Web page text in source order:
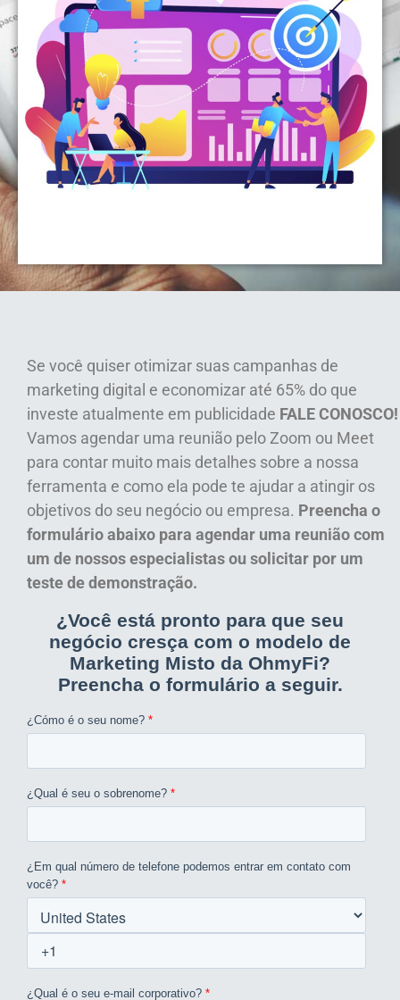
Se você quiser otimizar suas campanhas de
marketing digital e economizar até 65% do que
investe atualmente em publicidade FALE CONOSCO!
Vamos agendar uma reunião pelo Zoom ou Meet
para contar muito mais detalhes sobre a nossa
ferramenta e como ela pode te ajudar a atingir os
objetivos do seu negócio ou empresa. Preencha o
formulário abaixo para agendar uma reunião com
um de nossos especialistas ou solicitar por um
teste de demonstração.